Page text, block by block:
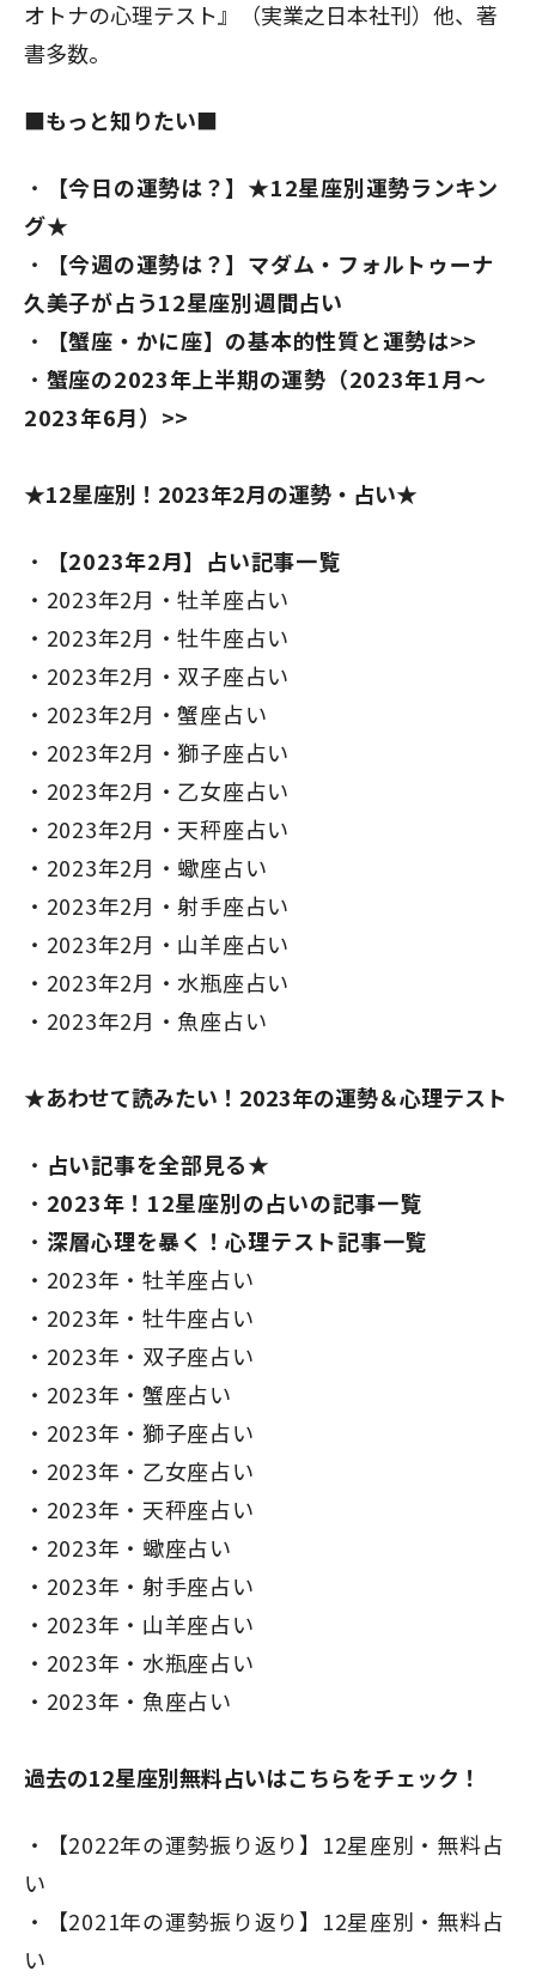
オトナの心理テスト』（実業之日本社刊）他、著
書多数。
■もっと知りたい■
【今日の運勢は？】★12星座別運勢ランキン
グ★
【今週の運勢は？】マダム・フォルトゥーナ
久美子が占う12星座別週間占い
【蟹座・かに座】の基本的性質と運勢は>>
蟹座の2023年上半期の運勢（2023年1月～
2023年6月）>>
★12星座別！2023年2月の運勢・占い★
【2023年2月】占い記事一覧
2023年2月・牡羊座占い
2023年2月・牡牛座占い
2023年2月・双子座占い
2023年2月・蟹座占い
2023年2月・獅子座占い
2023年2月・乙女座占い
2023年2月・天秤座占い
2023年2月・蠍座占い
2023年2月・射手座占い
2023年2月・山羊座占い
2023年2月・水瓶座占い
2023年2月・魚座占い
★あわせて読みたい！2023年の運勢＆心理テスト
占い記事を全部見る★
2023年！12星座別の占いの記事一覧
深層心理を暴く！心理テスト記事一覧
2023年・牡羊座占い
2023年・牡牛座占い
2023年・双子座占い
2023年・蟹座占い
2023年・獅子座占い
2023年・乙女座占い
2023年・天秤座占い
2023年・蠍座占い
2023年・射手座占い
2023年・山羊座占い
2023年・水瓶座占い
2023年・魚座占い
過去の12星座別無料占いはこちらをチェック！
【2022年の運勢振り返り】12星座別・無料占
い
【2021年の運勢振り返り】12星座別・無料占
い